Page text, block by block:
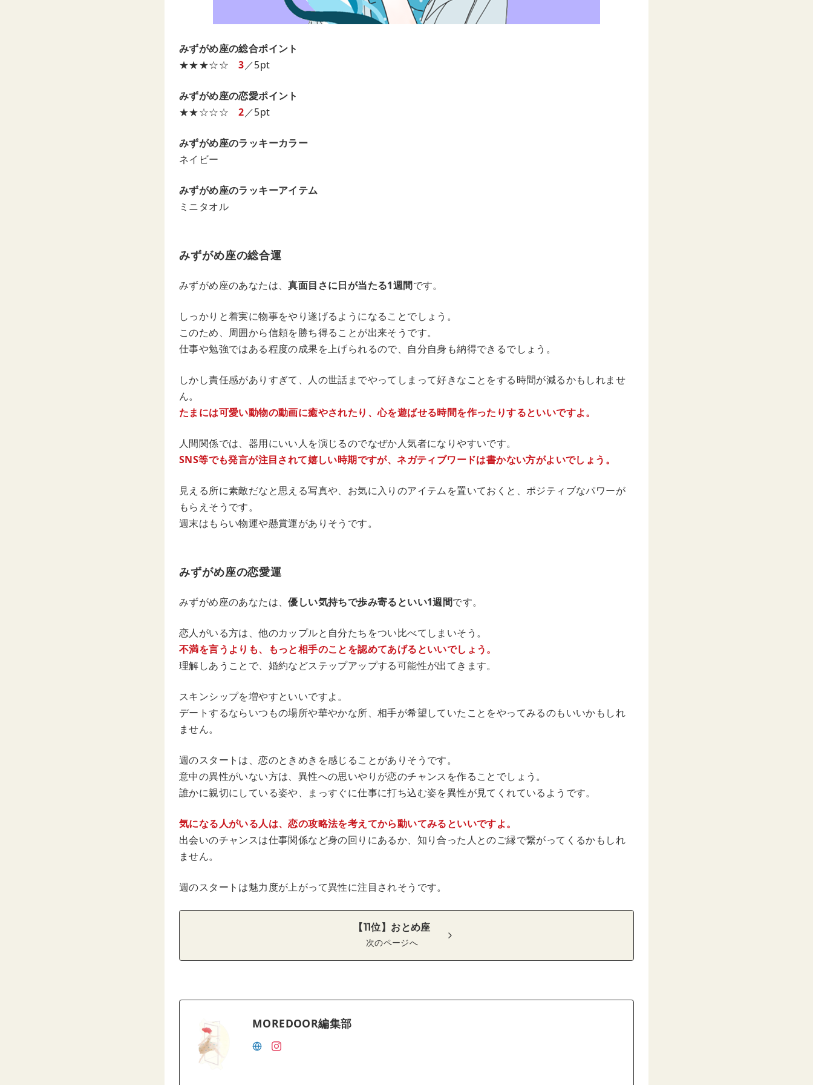
みずがめ座の総合ポイント
★★★☆☆3／5pt
みずがめ座の恋愛ポイント
★★☆☆☆2／5pt
みずがめ座のラッキーカラー
ネイビー
みずがめ座のラッキーアイテム
ミニタオル
みずがめ座の総合運
みずがめ座のあなたは、真面目さに日が当たる1週間です。
しっかりと着実に物事をやり遂げるようになることでしょう。
このため、周囲から信頼を勝ち得ることが出来そうです。
仕事や勉強ではある程度の成果を上げられるので、自分自身も納得できるでしょう。
しかし責任感がありすぎて、人の世話までやってしまって好きなことをする時間が減るかもしれませ
ん。
たまには可愛い動物の動画に癒やされたり、心を遊ばせる時間を作ったりするといいですよ。
人間関係では、器用にいい人を演じるのでなぜか人気者になりやすいです。
SNS等でも発言が注目されて嬉しい時期ですが、ネガティブワードは書かない方がよいでしょう。
見える所に素敵だなと思える写真や、お気に入りのアイテムを置いておくと、ポジティブなパワーが
もらえそうです。
週末はもらい物運や懸賞運がありそうです。
みずがめ座の恋愛運
みずがめ座のあなたは、優しい気持ちで歩み寄るといい1週間です。
恋人がいる方は、他のカップルと自分たちをつい比べてしまいそう。
不満を言うよりも、もっと相手のことを認めてあげるといいでしょう。
理解しあうことで、婚約などステップアップする可能性が出てきます。
スキンシップを増やすといいですよ。
デートするならいつもの場所や華やかな所、相手が希望していたことをやってみるのもいいかもしれ
ません。
週のスタートは、恋のときめきを感じることがありそうです。
意中の異性がいない方は、異性への思いやりが恋のチャンスを作ることでしょう。
誰かに親切にしている姿や、まっすぐに仕事に打ち込む姿を異性が見てくれているようです。
気になる人がいる人は、恋の攻略法を考えてから動いてみるといいですよ。
出会いのチャンスは仕事関係など身の回りにあるか、知り合った人とのご縁で繋がってくるかもしれ
ません。
週のスタートは魅力度が上がって異性に注目されそうです。
【11位】おとめ座
次のページへ
MOREDOOR編集部